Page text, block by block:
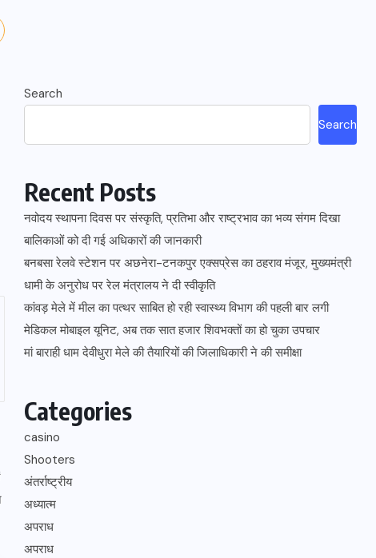
Search
Search
Recent Posts
नवोदय स्थापना दिवस पर संस्कृति, प्रतिभा और राष्ट्रभाव का भव्य संगम दिखा
बालिकाओं को दी गई अधिकारों की जानकारी
बनबसा रेलवे स्टेशन पर अछनेरा-टनकपुर एक्सप्रेस का ठहराव मंजूर, मुख्यमंत्री
धामी के अनुरोध पर रेल मंत्रालय ने दी स्वीकृति
कांवड़ मेले में मील का पत्थर साबित हो रही स्वास्थ्य विभाग की पहली बार लगी
मेडिकल मोबाइल यूनिट, अब तक सात हजार शिवभक्तों का हो चुका उपचार
मां बाराही धाम देवीधुरा मेले की तैयारियों की जिलाधिकारी ने की समीक्षा
Categories
casino
Shooters
अंतर्राष्ट्रीय
अध्यात्म
अपराध
अपराध